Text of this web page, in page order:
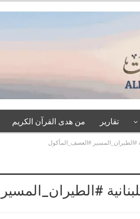
تقارير من هدى القرآن الكريم
#الطيران_المسير #العصف_المأكول